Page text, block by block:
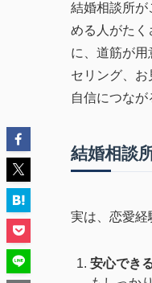
結婚相談所が
める人がたく
に、道筋が
セリング、
自信につなが
結婚相談
実は、恋愛
安心でき